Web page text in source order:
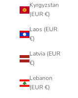
Kyrgyzstan
(EUR €)
Laos (EUR
€)
Latvia (EUR
€)
Lebanon
(EUR €)